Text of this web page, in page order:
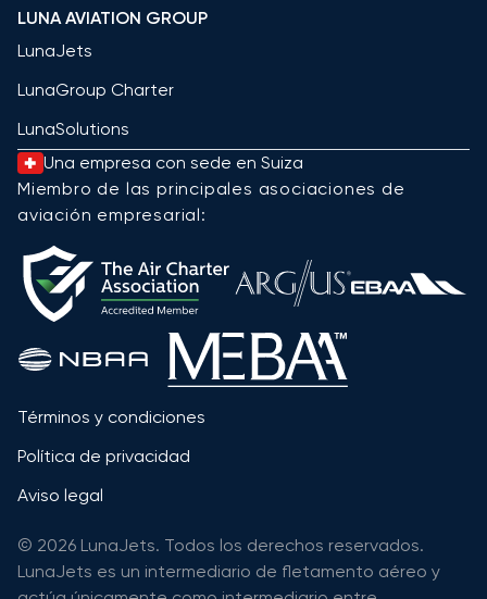
LUNA AVIATION GROUP
LunaJets
LunaGroup Charter
LunaSolutions
Una empresa con sede en Suiza
Miembro de las principales asociaciones de
aviación empresarial:
Términos y condiciones
Política de privacidad
Aviso legal
© 2026 LunaJets. Todos los derechos reservados.
LunaJets es un intermediario de fletamento aéreo y